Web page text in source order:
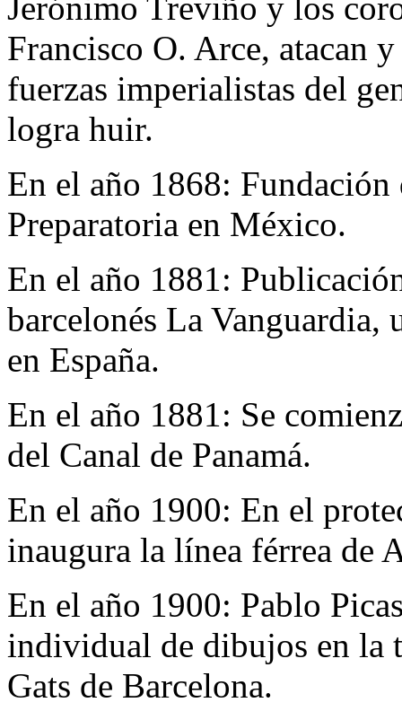
Jerónimo Treviño y los
Francisco O. Arce, atacan
fuerzas imperialistas del
logra huir.
En el año 1868: Fundación
Preparatoria en México.
En el año 1881:
barcelonés La
en España.
En el año 1881: Se
del Canal de Panamá.
En el año 1900: En el
inaugura la línea férrea de
En el año 1900: Pablo
individual de dibujos en la
Gats de Barcelona.